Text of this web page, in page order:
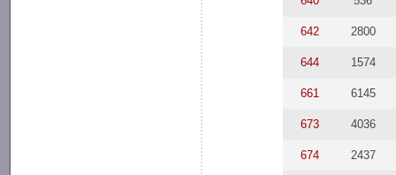
642 2800
644 1574
661 6145
673 4036
674 2437